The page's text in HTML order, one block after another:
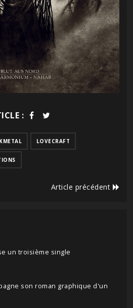
:
LOVECRAFT
Article précédent
un troisième single
son roman graphique d'un